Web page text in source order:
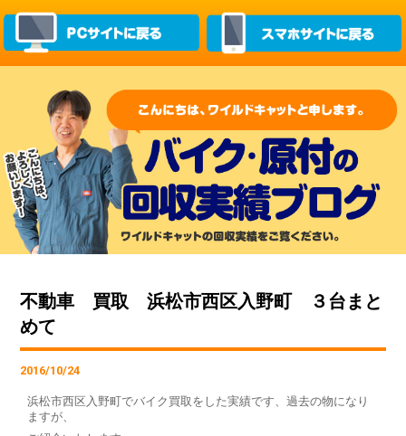
不動車 買取 浜松市西区入野町 ３台まと
めて
2016/10/24
浜松市西区入野町でバイク買取をした実績です、過去の物になり
ますが、